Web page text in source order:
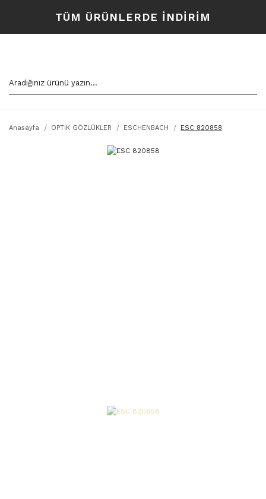
TÜM ÜRÜNLERDE İNDİRİM
Anasayfa OPTİK GÖZLÜKLER ESCHENBACH ESC 820858